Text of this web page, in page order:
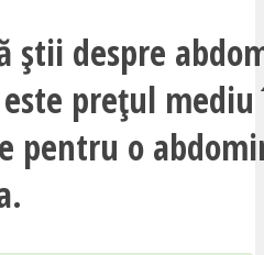
știi despre
prețul mediu
pentru o